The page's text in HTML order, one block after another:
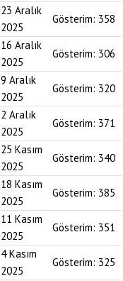
23 Aralık
2025
Gösterim: 358
16 Aralık
2025
Gösterim: 306
9 Aralık
2025
Gösterim: 320
2 Aralık
2025
Gösterim: 371
25 Kasım
2025
Gösterim: 340
18 Kasım
2025
Gösterim: 385
11 Kasım
2025
Gösterim: 351
4 Kasım
2025
Gösterim: 325